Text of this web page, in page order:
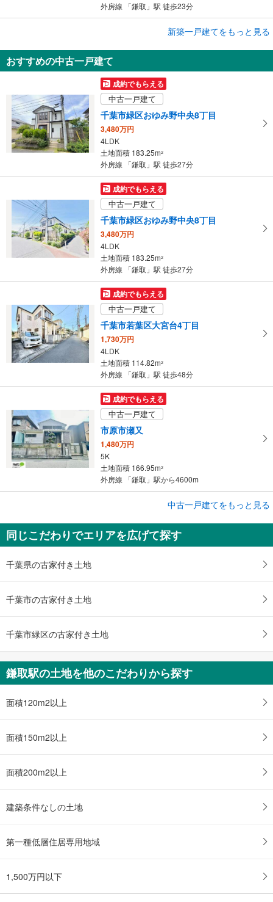
外房線 「鎌取」駅 徒歩23分
千葉市緑区平山町
3,380万円
3LDK
土地面積 122.01m
外房線 「鎌取」駅 徒歩23分
新築一戸建てをもっと見る
おすすめの中古一戸建て
成約でもらえる
中古一戸建て
千葉市緑区おゆみ野中央8丁目
3,480万円
4LDK
土地面積 183.25m2
外房線 「鎌取」駅 徒歩27分
成約でもらえる
中古一戸建て
千葉市緑区おゆみ野中央8丁目
3,480万円
4LDK
土地面積 183.25m2
外房線 「鎌取」駅 徒歩27分
成約でもらえる
中古一戸建て
千葉市若葉区大宮台4丁目
1,730万円
4LDK
土地面積 114.82m2
外房線 「鎌取」駅 徒歩48分
成約でもらえる
中古一戸建て
市原市瀬又
1,480万円
5K
土地面積 166.95m2
外房線 「鎌取」駅から4600m
市原市ちはら台東3丁目
2,980万円
中古一戸建てをもっと見る
同じこだわりでエリアを広げて探す
千葉県の古家付き土地
千葉市の古家付き土地
千葉市緑区の古家付き土地
鎌取駅の土地を他のこだわりから探す
面積120m2以上
面積150m2以上
面積200m2以上
建築条件なしの土地
第一種低層住居専用地域
1,500万円以下